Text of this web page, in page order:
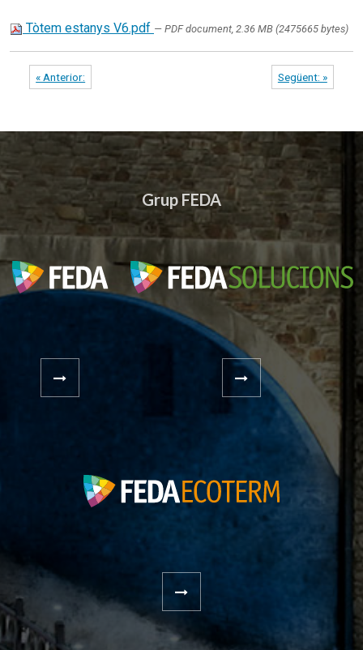
Tòtem estanys V6.pdf — PDF document, 2.36 MB (2475665 bytes)
« Anterior: Següent: »
Grup FEDA